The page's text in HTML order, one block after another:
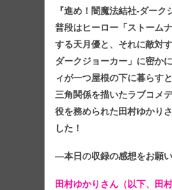
『進め！闇魔法結社-ダーク
普段はヒーロー「ストーム
する天月優と、それに敵対
ダークジョーカー」に密か
ィが一つ屋根の下に暮らす
三角関係を描いたラブコメ
役を務められた田村ゆかり
した！
―本日の収録の感想をお願い
田村ゆかりさん（以下、田村